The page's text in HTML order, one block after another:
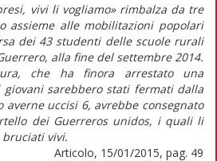
vivi li vogliamo» rimbalza da tre
assieme alle mobilitazioni popolari
dei 43 studenti delle scuole rurali
alla fine del settembre 2014.
che ha finora arrestato una
sarebbero stati fermati dalla
averne uccisi 6, avrebbe consegnato
dei Guerreros unidos, i quali li
vivi.
Articolo, 15/01/2015, pag. 49